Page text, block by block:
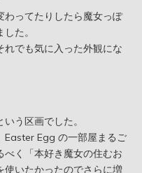
わってたりしたら魔女っぽ
た。
れでも気に入った外観にな
う区画でした。
Easter Egg の一部屋まるご
べく「本好き魔女の住むお
使いたかったのでさらに増